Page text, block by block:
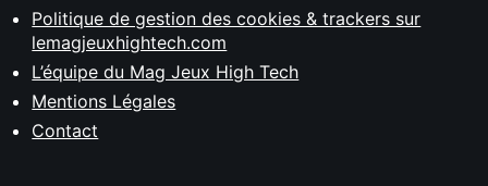
Politique de gestion des cookies & trackers sur
lemagjeuxhightech.com
L’équipe du Mag Jeux High Tech
Mentions Légales
Contact